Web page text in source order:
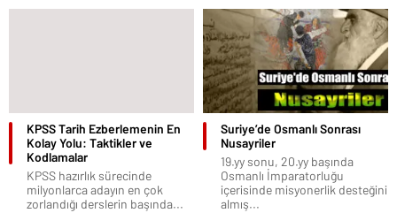
KPSS Tarih Ezberlemenin En
Kolay Yolu: Taktikler ve
Kodlamalar
KPSS hazırlık sürecinde
milyonlarca adayın en çok
zorlandığı derslerin başında...
Suriye’de Osmanlı Sonrası
Nusayriler
19.yy sonu, 20.yy başında
Osmanlı İmparatorluğu
içerisinde misyonerlik desteğini
almış...